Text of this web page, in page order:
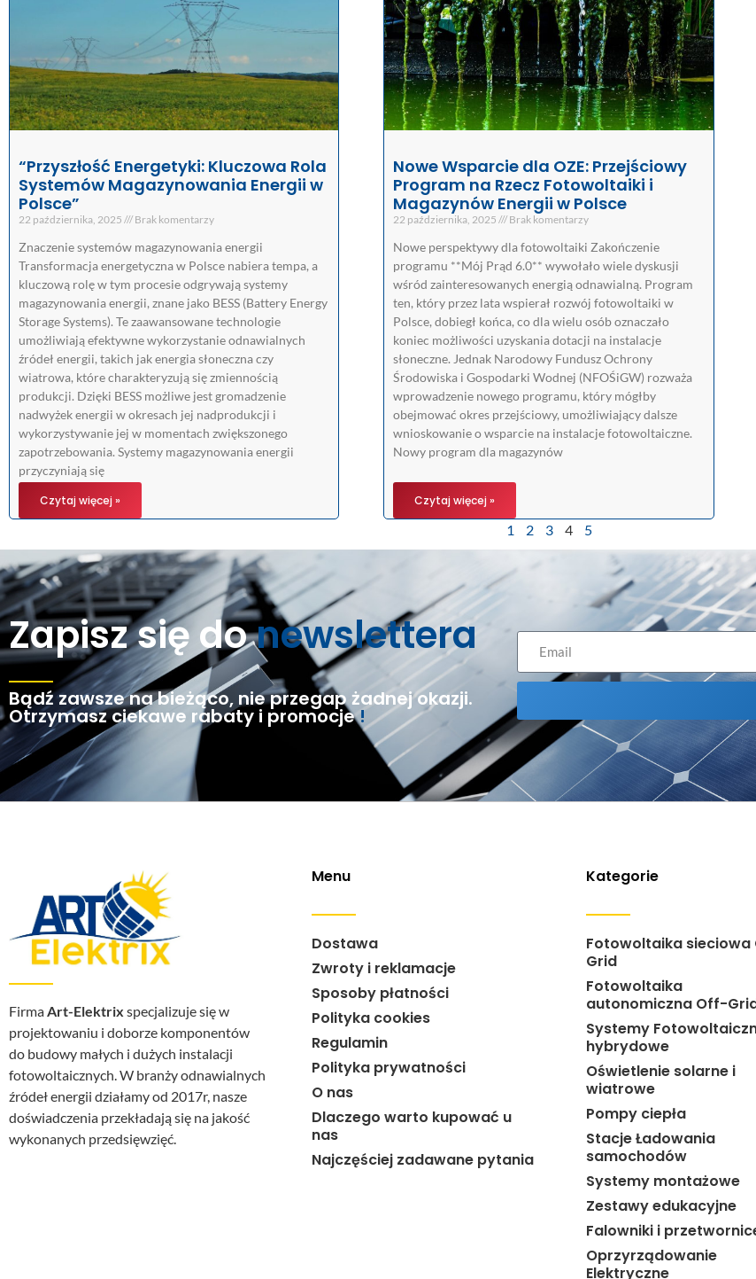
“Przyszłość Energetyki: Kluczowa Rola
Systemów Magazynowania Energii w
Polsce”
22 października, 2025 Brak komentarzy
Znaczenie systemów magazynowania energii
Transformacja energetyczna w Polsce nabiera tempa, a
kluczową rolę w tym procesie odgrywają systemy
magazynowania energii, znane jako BESS (Battery Energy
Storage Systems). Te zaawansowane technologie
umożliwiają efektywne wykorzystanie odnawialnych
źródeł energii, takich jak energia słoneczna czy
wiatrowa, które charakteryzują się zmiennością
produkcji. Dzięki BESS możliwe jest gromadzenie
nadwyżek energii w okresach jej nadprodukcji i
wykorzystywanie jej w momentach zwiększonego
zapotrzebowania. Systemy magazynowania energii
przyczyniają się
Czytaj więcej »
Nowe Wsparcie dla OZE: Przejściowy
Program na Rzecz Fotowoltaiki i
Magazynów Energii w Polsce
22 października, 2025 Brak komentarzy
Nowe perspektywy dla fotowoltaiki Zakończenie
programu **Mój Prąd 6.0** wywołało wiele dyskusji
wśród zainteresowanych energią odnawialną. Program
ten, który przez lata wspierał rozwój fotowoltaiki w
Polsce, dobiegł końca, co dla wielu osób oznaczało
koniec możliwości uzyskania dotacji na instalacje
słoneczne. Jednak Narodowy Fundusz Ochrony
Środowiska i Gospodarki Wodnej (NFOŚiGW) rozważa
wprowadzenie nowego programu, który mógłby
obejmować okres przejściowy, umożliwiający dalsze
wnioskowanie o wsparcie na instalacje fotowoltaiczne.
Nowy program dla magazynów
Czytaj więcej »
1 2 3 4 5
Zapisz się donewslettera
Bądź zawsze na bieżąco, nie przegap żadnej okazji.
Otrzymasz ciekawe rabaty i promocje!
FirmaArt-Elektrix specjalizuje się w
projektowaniu i doborze komponentów
do budowy małych i dużych instalacji
fotowoltaicznych. W branży odnawialnych
źródeł energii działamy od 2017r, nasze
doświadczenia przekładają się na jakość
wykonanych przedsięwzięć.
Menu
Dostawa
Zwroty i reklamacje
Sposoby płatności
Polityka cookies
Regulamin
Polityka prywatności
O nas
Dlaczego warto kupować u
nas
Najczęściej zadawane pytania
Kategorie
Fotowoltaika sieciowa
Grid
Fotowoltaika
autonomiczna Off-
Systemy
hybrydowe
Oświetlenie solarne i
wiatrowe
Pompy ciepła
Stacje Ładowania
samochodów
Systemy montażowe
Zestawy edukacyjne
Falowniki i
Oprzyrządowanie
Elektryczne